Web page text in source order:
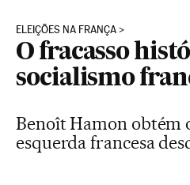
ELEIÇÕES NA FRANÇA
O fracasso
socialismo
Benoît Hamon obtém
esquerda francesa